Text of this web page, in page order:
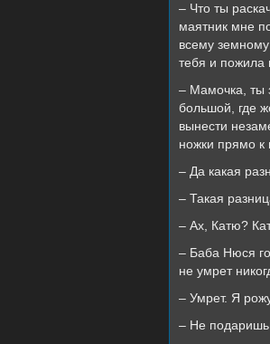
– Что ты
маятник мне
всему
тебя и пожила
– Мамочка, ты
большой, где
вынести
ножки прямо к
– Да какая
– Такая
– Ах, Катю?
– Баба Нюся
не умрет
– Умрет. Я
– Не